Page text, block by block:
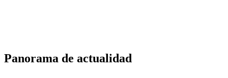
Panorama de actualidad